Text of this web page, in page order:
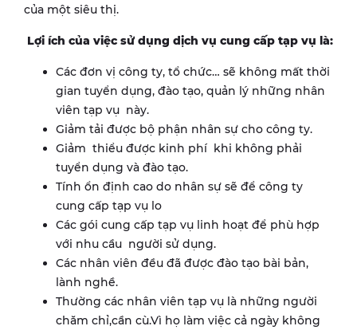
của một siêu thị.
Lợi ích của việc sử dụng dịch vụ cung cấp tạp vụ là:
Các đơn vị công ty, tổ chức… sẽ không mất thời
gian tuyển dụng, đào tạo, quản lý những nhân
viên tạp vụ này.
Giảm tải được bộ phận nhân sự cho công ty.
Giảm thiểu được kinh phí khi không phải
tuyển dụng và đào tạo.
Tính ổn định cao do nhân sự sẽ để công ty
cung cấp tạp vụ lo
Các gói cung cấp tạp vụ linh hoạt để phù hợp
với nhu cầu người sử dụng.
Các nhân viên đều đã được đào tạo bài bản,
lành nghề.
Thường các nhân viên tạp vụ là những người
chăm chỉ,cần cù.Vì họ làm việc cả ngày không